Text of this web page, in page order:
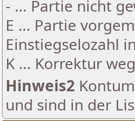
- ... Partie nicht
E ... Partie
Einstiegselozahl
K ... Korrektur
Hinweis2
und sind in der